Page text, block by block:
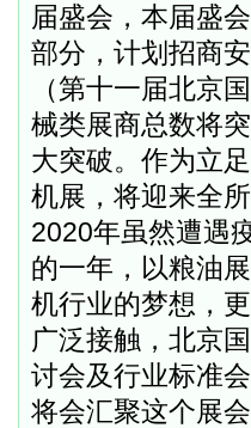
届盛会，本届盛
部分，计划招商
（第十一届北京
械类展商总数将
大突破。作为立
机展，将迎来全
2020年虽然遭遇
的一年，以粮油
机行业的梦想，
广泛接触，北京
讨会及行业标准
将会汇聚这个展